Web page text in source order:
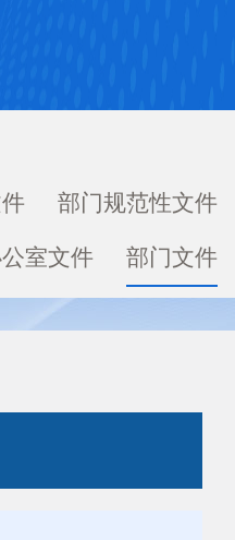
部门规范性文件
室文件 部门文件